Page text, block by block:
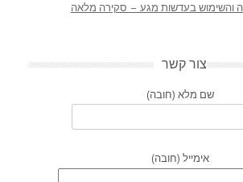
והשימוש בעדשות מגע – סקירה מלאה
צור קשר
שם מלא (חובה)
אימייל (חובה)